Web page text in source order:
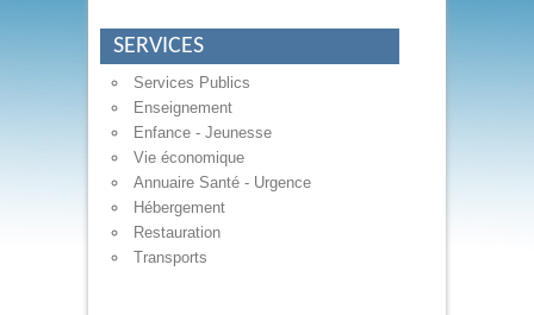
SERVICES
Services Publics
Enseignement
Enfance - Jeunesse
Vie économique
Annuaire Santé - Urgence
Hébergement
Restauration
Transports